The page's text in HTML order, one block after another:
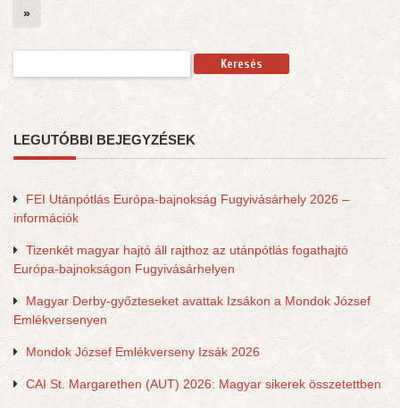
»
LEGUTÓBBI BEJEGYZÉSEK
FEI Utánpótlás Európa-bajnokság Fugyivásárhely 2026 –
információk
Tizenkét magyar hajtó áll rajthoz az utánpótlás fogathajtó
Európa-bajnokságon Fugyivásárhelyen
Magyar Derby-győzteseket avattak Izsákon a Mondok József
Emlékversenyen
Mondok József Emlékverseny Izsák 2026
CAI St. Margarethen (AUT) 2026: Magyar sikerek összetettben